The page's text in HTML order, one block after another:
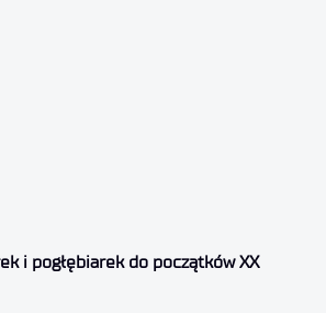
i pogłębiarek do początków XX